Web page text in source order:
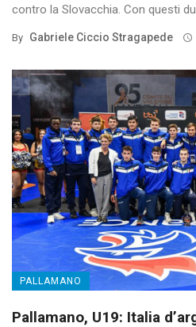
contro la Slovacchia. Con questi
By Gabriele Ciccio Stragapede
PALLAMANO
Pallamano, U19: Italia